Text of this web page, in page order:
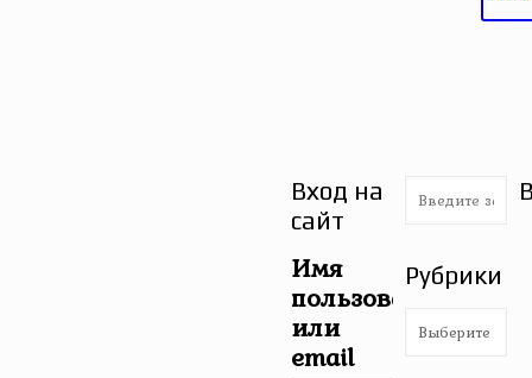
Вход на
сайт
Имя
пользователя
или
email
Рубрики
Рубрики